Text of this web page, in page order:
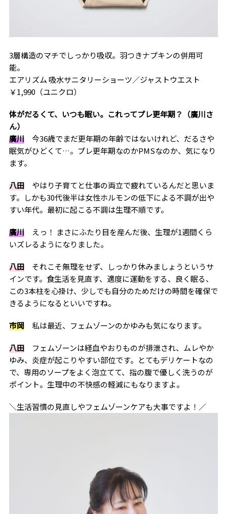
3層構造のマチでしっかり吸収。羽つきナプキンの併用可
能。
エアリズム 吸水サニタリーショーツ／ジャストウエスト
￥1,990（ユニクロ）
体がだるくて、いつも眠い。これってプレ更年期？（廣川さ
ん）
廣川今36歳でまだ更年期の年齢ではないけれど、だるさや
眠気がひどくて…。プレ更年期なのかPMSなのか、気になり
ます。
八田やはり子育てと仕事の両立で疲れているんだと思いま
す。しかも30代後半は女性ホルモンの低下による不調が出や
すい年代。最初に起こる不調は生理不順です。
廣川えっ！ まさにふたり目を産んだ後、生理が1週間くら
いズレるようになりました。
八田それこそ無理をせず、しっかり休みましょうというサ
インです。食生活を見直す、適度に運動をする、良く眠る、
この3本柱を心掛け、少しでも自分のためだけの時間を確保で
きるようになるといいですね。
市岡私は最近、フェムゾーンのかゆみも気になります。
八田フェムゾーンは経血やおりものが排泄され、ムレやか
ゆみ、炎症が起こりやすい部位です。とてもデリケートなの
で、専用のソープをよく泡立てて、指の腹で優しく洗うのが
ポイント。生理中の不快感の軽減にもなりますよ。
＼生活習慣の見直しやフェムゾーンケアも大事ですよ！／